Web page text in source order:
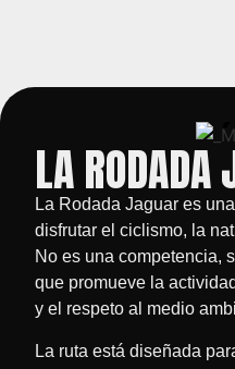
LA RODADA
La Rodada Jaguar es
disfrutar el ciclismo, la
No es una competencia,
que promueve la
y el respeto al medio
La ruta está diseñada